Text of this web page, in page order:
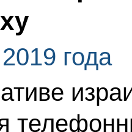
года